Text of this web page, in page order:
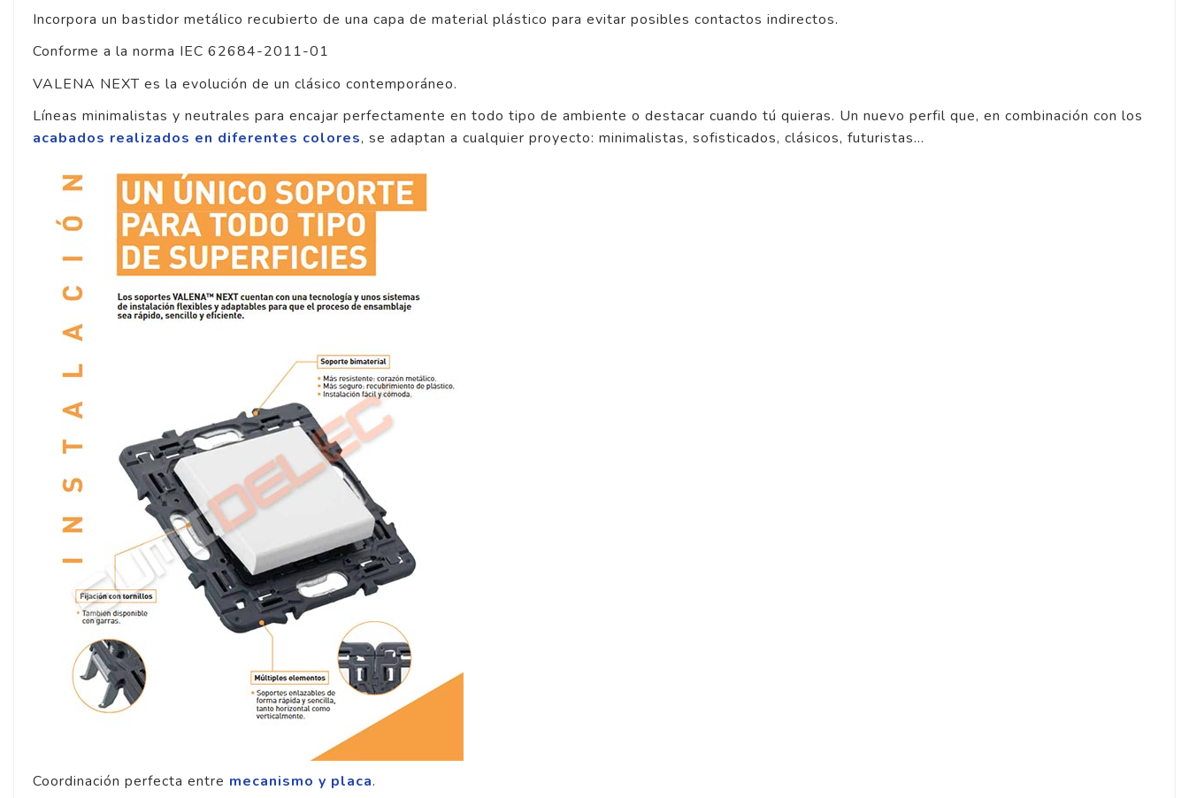
Incorpora un bastidor metálico recubierto de una capa de material plástico para evitar posibles contactos indirectos.
Conforme a la norma IEC 62684-2011-01
VALENA NEXT es la evolución de un clásico contemporáneo.
Líneas minimalistas y neutrales para encajar perfectamente en todo tipo de ambiente o destacar cuando tú quieras. Un nuevo perfil que, en combinación con los
acabados realizados en diferentes colores, se adaptan a cualquier proyecto: minimalistas, sofisticados, clásicos, futuristas...
Coordinación perfecta entre mecanismo y placa.